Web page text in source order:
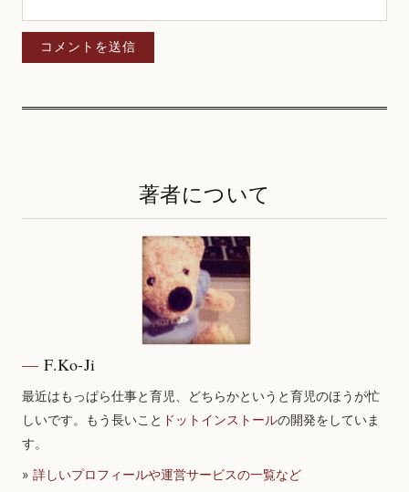
著者について
F.Ko-Ji
最近はもっぱら仕事と育児、どちらかというと育児のほうが忙
しいです。もう長いこと ドットインストールの開発をしていま
す。
» 詳しいプロフィールや運営サービスの一覧など